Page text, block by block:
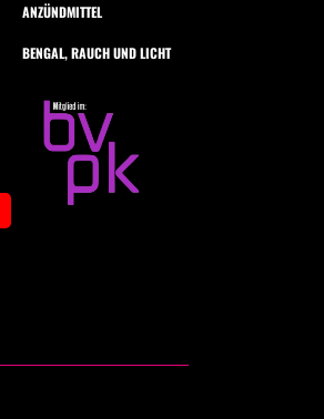
ANZÜNDMITTEL
BENGAL, RAUCH UND LICHT